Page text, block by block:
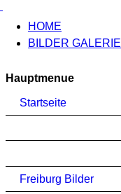
HOME
BILDER GALERIE
Hauptmenue
Startseite
Freiburg Bilder